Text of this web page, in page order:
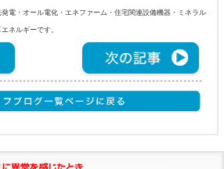
電・オール電化・エネファーム・住宅関連設備機器・ミネラル
ネルギーです。